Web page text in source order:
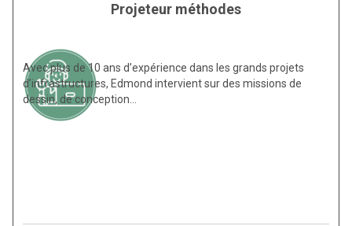
Projeteur méthodes
Avec plus de 10 ans d’expérience dans les grands projets
d’infrastructures, Edmond intervient sur des missions de
dessin, de conception…